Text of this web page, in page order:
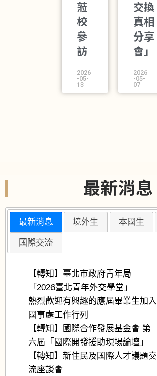
蒞
校
參
訪
2026
-05-
13
交換
真相
分享
會」
2026
-05-
07
最新消息
最新消息 境外生 本國生
國際交流
【轉知】臺北市政府青年局
「2026臺北青年外交學堂」
熱烈歡迎有興趣的應屆畢業生加入
國事處工作行列
【轉知】國際合作發展基金會 第
六屆「國際開發援助現場論壇」
【轉知】新住民及國際人才議題交
流座談會